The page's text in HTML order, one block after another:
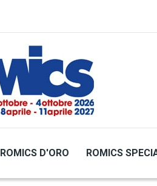
ROMICS D'ORO ROMICS